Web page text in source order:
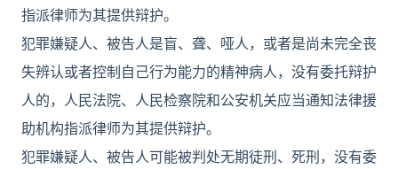
指派律师为其提供辩护。
犯罪嫌疑人、被告人是盲、聋、哑人，或者是尚未完全丧
失辨认或者控制自己行为能力的精神病人，没有委托辩护
人的，人民法院、人民检察院和公安机关应当通知法律援
助机构指派律师为其提供辩护。
犯罪嫌疑人、被告人可能被判处无期徒刑、死刑，没有委